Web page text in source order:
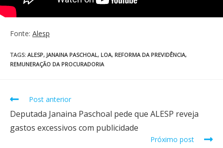
Fonte: Alesp
TAGS: ALESP, JANAINA PASCHOAL, LOA, REFORMA DA PREVIDÊNCIA,
REMUNERAÇÃO DA PROCURADORIA
Post anterior
Deputada Janaina Paschoal pede que ALESP reveja
gastos excessivos com publicidade
Próximo post